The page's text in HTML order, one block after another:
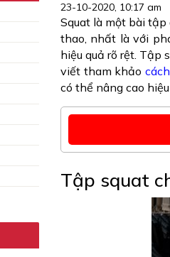
23-10-2020, 10:17 am
Squat là một bài
thao, nhất là với
hiệu quả rõ rệt. Tập
viết tham khảo
có thể nâng cao
Tập squat